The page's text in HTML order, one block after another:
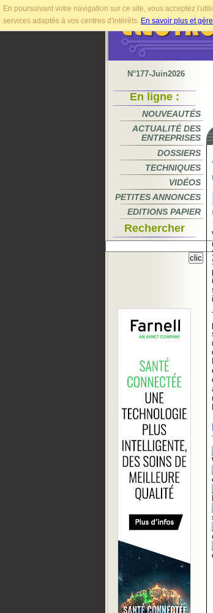
En poursuivant votre navigation sur ce site, vous acceptez
services adaptés à vos centres d'intérêts. En savoir plus et
N°177-Juin2026
En ligne :
NOUVEAUTÉS
ACTUALITÉ DES
ENTREPRISES
DOSSIERS
TECHNIQUES
VIDÉOS
PETITES ANNONCES
EDITIONS PAPIER
Rechercher